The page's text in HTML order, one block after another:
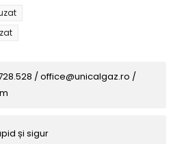
/ office@unicalgaz.ro /
și sigur